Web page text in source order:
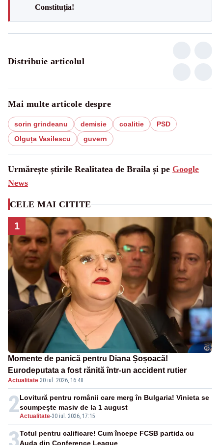
Constituția!
Distribuie articolul
Mai multe articole despre
sorin grindeanu demisie coalitie
PSD
Olguța Vasilescu
guvern
Urmărește știrile Realitatea de Braila și pe Google
News
CELE MAI CITITE
1
Momente de panică pentru Diana Șoșoacă!
Eurodeputata a fost rănită într-un accident rutier
Actualitate·30 iul. 2026, 16:48
2Actualitate-30 iul. 2026, 17:15
Lovitură pentru românii care merg în Bulgaria! Vinieta se
scumpește masiv de la 1 august
Totul pentru calificare! Cum începe FCSB partida cu
Auda din Conference League